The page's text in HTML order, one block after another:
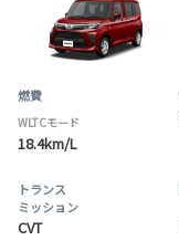
燃費
WLTCモード
18.4km/L
トランス
ミッション
CVT